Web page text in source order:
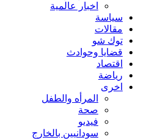
اخبار عالمية
سياسة
مقالات
توك شو
قضايا وحوادث
اقتصاد
رياضة
اخرى
المرأه والطفل
صحة
فيديو
سودانيين بالخارج